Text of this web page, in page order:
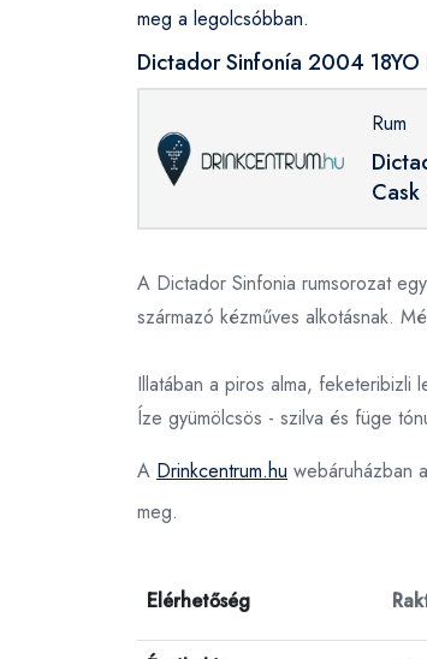
meg a legolcsóbban.
Dictador Sinfonía 2004
Rum
A Dictador Sinfonia rumsorozat
származó kézműves alkotásnak.
Illatában a piros alma,
Íze gyümölcsös - szilva és füge
A Drinkcentrum.hu webáruházban a
meg.
Elérhetőség